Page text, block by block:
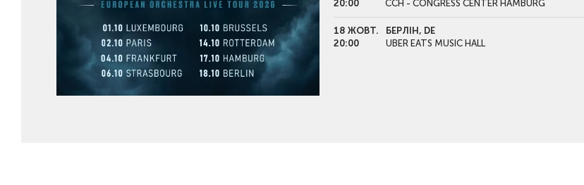
20:00
CCH - CONGRESS CENTER HAMBURG
18 ЖОВТ.
20:00
БЕРЛІН, DE
UBER EATS MUSIC HALL